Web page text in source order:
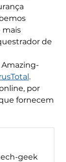
mais
de
.
por
fornecem
geek